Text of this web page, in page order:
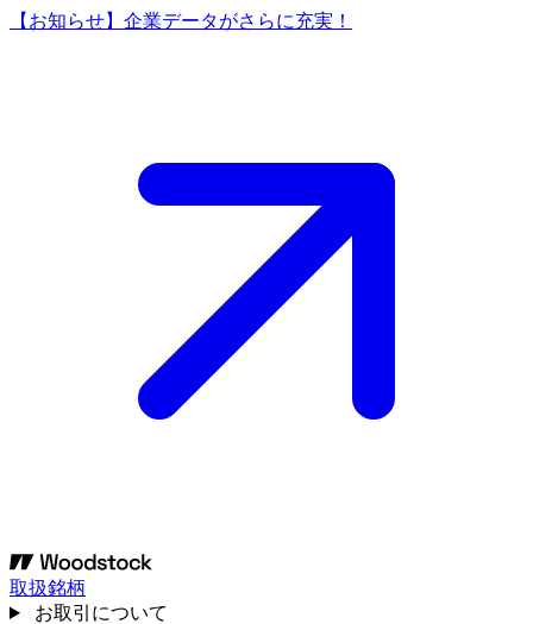
【お知らせ】企業データがさらに充実！
取扱銘柄
お取引について